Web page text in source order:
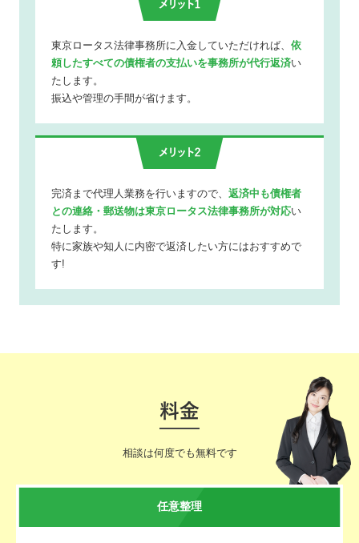
東京ロータス法律事務所に入金していただければ、 依
頼したすべての債権者の支払いを事務所が代行返済い
たします。
振込や管理の手間が省けます。
完済まで代理人業務を行いますので、 返済中も債権者
との連絡・郵送物は東京ロータス法律事務所が対応い
たします。
特に家族や知人に内密で返済したい方にはおすすめで
す!
相談は何度でも無料です
任意整理